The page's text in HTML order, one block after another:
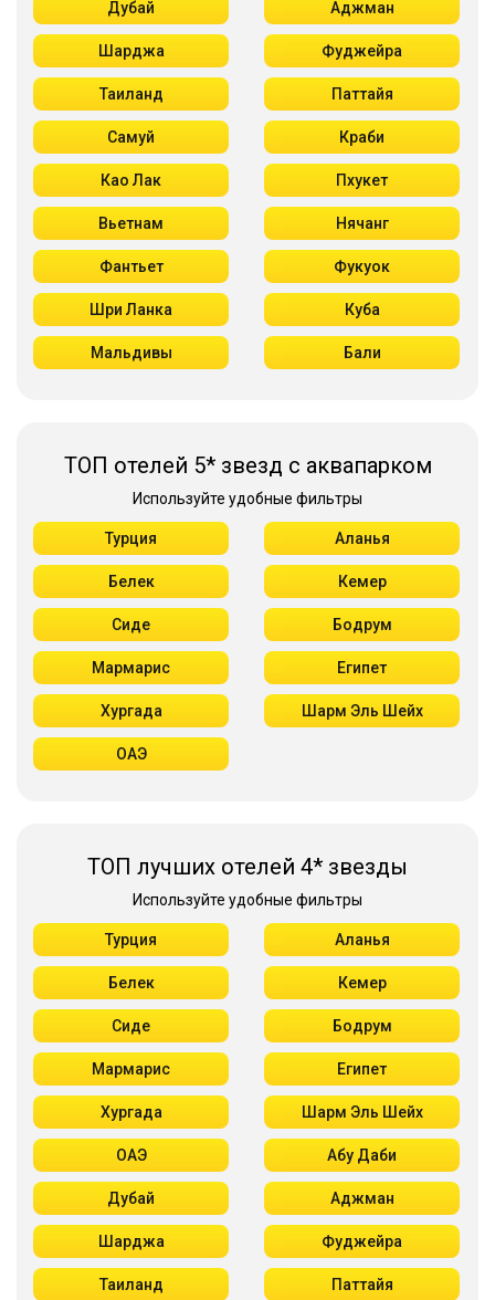
Дубай Аджман
Шарджа Фуджейра
Таиланд Паттайя
Самуй Краби
Као Лак Пхукет
Вьетнам Нячанг
Фантьет Фукуок
Шри Ланка Куба
Мальдивы Бали
ТОП отелей 5* звезд с аквапарком
Используйте удобные фильтры
Турция Аланья
Белек Кемер
Сиде Бодрум
Мармарис Египет
Хургада Шарм Эль Шейх
ОАЭ
ТОП лучших отелей 4* звезды
Используйте удобные фильтры
Турция Аланья
Белек Кемер
Сиде Бодрум
Мармарис Египет
Хургада Шарм Эль Шейх
ОАЭ Абу Даби
Дубай Аджман
Шарджа Фуджейра
Таиланд Паттайя